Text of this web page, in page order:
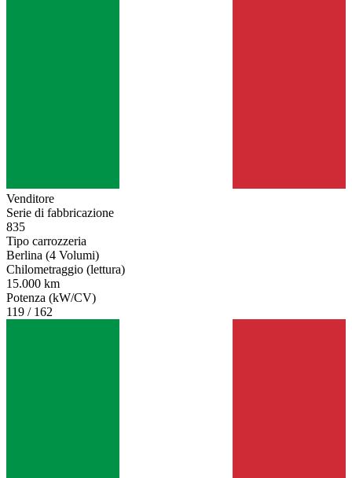
Venditore
Serie di fabbricazione
835
Tipo carrozzeria
Berlina (4 Volumi)
Chilometraggio (lettura)
15.000 km
Potenza (kW/CV)
119 / 162